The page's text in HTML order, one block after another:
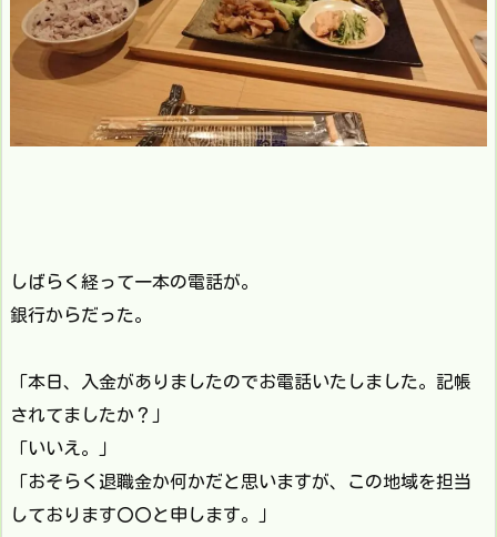
しばらく経って一本の電話が。
銀行からだった。
「本日、入金がありましたのでお電話いたしました。記帳
されてましたか？」
「いいえ。」
「おそらく退職金か何かだと思いますが、この地域を担当
しております〇〇と申します。」